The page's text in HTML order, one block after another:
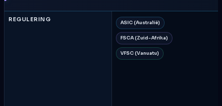
REGULERING ASIC (Australië)
FSCA (Zuid-Afrika)
VFSC (Vanuatu)